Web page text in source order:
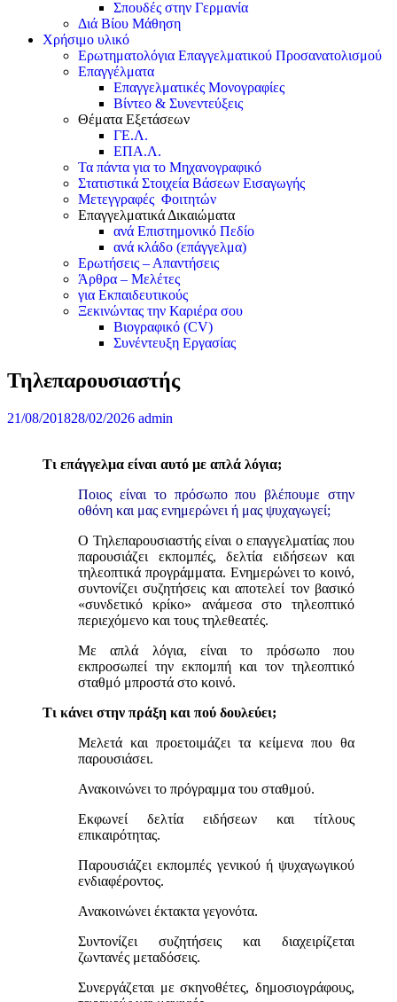
Σπουδές στην Γερμανία
Διά Βίου Μάθηση
Χρήσιμο υλικό
Ερωτηματολόγια Επαγγελματικού Προσανατολισμού
Επαγγέλματα
Επαγγελματικές Μονογραφίες
Βίντεο & Συνεντεύξεις
Θέματα Εξετάσεων
ΓΕ.Λ.
ΕΠΑ.Λ.
Τα πάντα για το Μηχανογραφικό
Στατιστικά Στοιχεία Βάσεων Εισαγωγής
Μετεγγραφές Φοιτητών
Επαγγελματικά Δικαιώματα
ανά Επιστημονικό Πεδίο
ανά κλάδο (επάγγελμα)
Ερωτήσεις – Απαντήσεις
Άρθρα – Μελέτες
για Εκπαιδευτικούς
Ξεκινώντας την Καριέρα σου
Βιογραφικό (CV)
Συνέντευξη Εργασίας
Τηλεπαρουσιαστής
21/08/201828/02/2026 admin
Τι επάγγελμα είναι αυτό με απλά λόγια;
Ποιος είναι το πρόσωπο που βλέπουμε στην
οθόνη και μας ενημερώνει ή μας ψυχαγωγεί;
Ο Τηλεπαρουσιαστής είναι ο επαγγελματίας που
παρουσιάζει εκπομπές, δελτία ειδήσεων και
τηλεοπτικά προγράμματα. Ενημερώνει το κοινό,
συντονίζει συζητήσεις και αποτελεί τον βασικό
«συνδετικό κρίκο» ανάμεσα στο τηλεοπτικό
περιεχόμενο και τους τηλεθεατές.
Με απλά λόγια, είναι το πρόσωπο που
εκπροσωπεί την εκπομπή και τον τηλεοπτικό
σταθμό μπροστά στο κοινό.
Τι κάνει στην πράξη και πού δουλεύει;
Μελετά και προετοιμάζει τα κείμενα που θα
παρουσιάσει.
Ανακοινώνει το πρόγραμμα του σταθμού.
Εκφωνεί δελτία ειδήσεων και τίτλους
επικαιρότητας.
Παρουσιάζει εκπομπές γενικού ή ψυχαγωγικού
ενδιαφέροντος.
Ανακοινώνει έκτακτα γεγονότα.
Συντονίζει συζητήσεις και διαχειρίζεται
ζωντανές μεταδόσεις.
Συνεργάζεται με σκηνοθέτες, δημοσιογράφους,